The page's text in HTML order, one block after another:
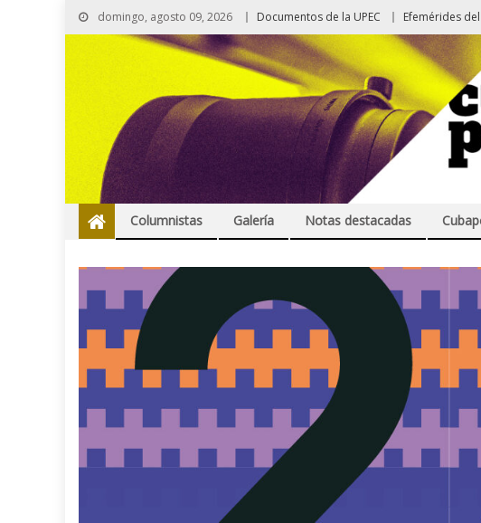
domingo, agosto 09, 2026 Documentos de la UPEC Efemérides
Columnistas Galería Notas destacadas